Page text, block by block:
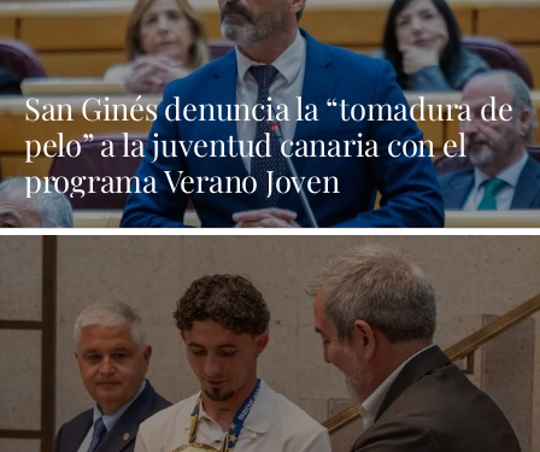
San Ginés denuncia la “tomadura de
pelo” a la juventud canaria con el
programa Verano Joven